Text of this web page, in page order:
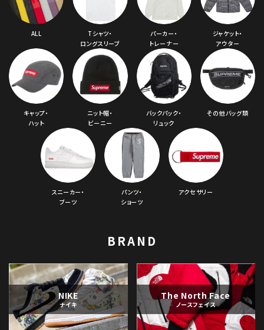
コラボレーションブランドから探す
シーズンから探す
並び順
価格から探す
円 ～
在庫のない商品を表示する
絞り込んで検索する
ALL
Tシャツ・
ロングスリーブ
パーカー・
トレーナー
ジャケット・
アウター
キャップ・
ハット
ニット帽・
ビーニー
バックパック・
リュック
その他バッグ類
スニーカー・
ブーツ
パンツ・
ショーツ
アクセサリー
BRAND
NIKE
ナイキ
The North Face
ノースフェイス